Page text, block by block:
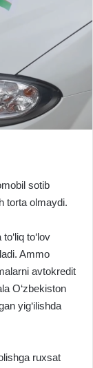
sotib
torta olmaydi.
to‘lov
Ammo
avtokredit
O‘zbekiston
yig‘ilishda
ruxsat